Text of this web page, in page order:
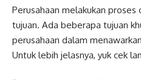
Perusahaan melakukan
tujuan. Ada beberapa tujuan
perusahaan dalam
Untuk lebih jelasnya, yuk cek